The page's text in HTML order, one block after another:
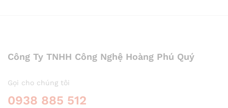
Công Ty TNHH Công Nghệ Hoàng Phú Quý
Gọi cho chúng tôi
0938 885 512